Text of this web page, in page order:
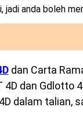
jadi anda boleh
dan Carta
4D dan Gdlotto
dalam talian,